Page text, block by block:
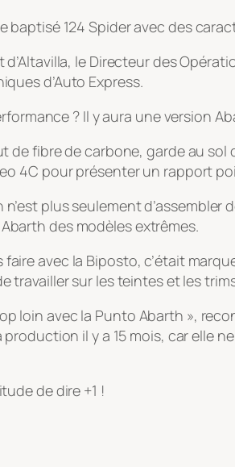
baptisé 124 Spider avec des
le Directeur des
d’Auto Express.
? Il y aura une version
de fibre de carbone, garde au
4C pour présenter un rapport
plus seulement
des modèles extrêmes.
avec la Biposto, c’était
travailler sur les teintes et les
loin avec la Punto Abarth »,
production il y a 15 mois, car elle
de dire +1 !